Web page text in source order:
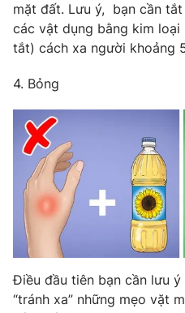
mặt đất. Lưu ý, bạn cần
các vật dụng bằng kim
tắt) cách xa người khoảng
4. Bỏng
Điều đầu tiên bạn cần lưu
“tránh xa” những mẹo vặt